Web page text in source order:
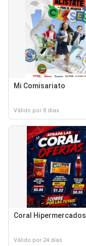
Mi Comisariato
Válido por 8 días
Coral Hipermercados
Válido por 24 días